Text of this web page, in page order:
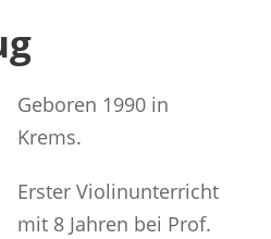
Geboren 1990 in
Krems.
Erster Violinunterricht
mit 8 Jahren bei Prof.